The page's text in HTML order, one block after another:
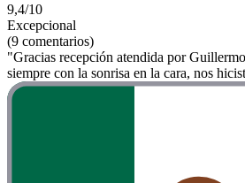
9,4/10
Excepcional
(9 comentarios)
"Gracias recepción atendida por
siempre con la sonrisa en la cara, nos